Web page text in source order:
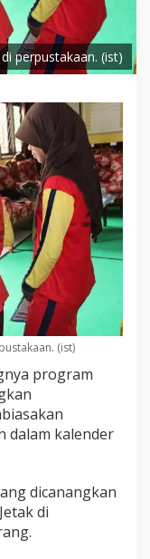
perpustakaan. (ist)
(ist)
program
dalam kalender
dicanangkan
di